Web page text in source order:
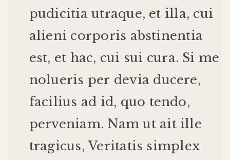
pudicitia utraque, et illa, cui
alieni corporis abstinentia
est, et hac, cui sui cura. Si me
nolueris per devia ducere,
facilius ad id, quo tendo,
perveniam. Nam ut ait ille
tragicus,Veritatis simplex